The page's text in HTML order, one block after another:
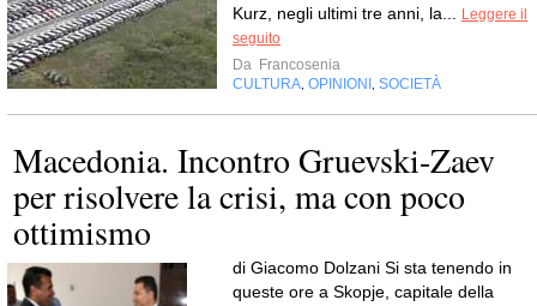
Kurz, negli ultimi tre anni, la...
Leggere il
seguito
Da Francosenia
CULTURA OPINIONI SOCIETÀ
Macedonia. Incontro Gruevski-Zaev
per risolvere la crisi, ma con poco
ottimismo
di Giacomo Dolzani Si sta tenendo in
queste ore a Skopje, capitale della